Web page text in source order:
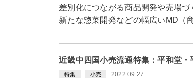
差別化につながる商品開発や売場
新たな惣菜開発などの幅広いMD（
近畿中四国小売流通特集：平和堂
特集 小売 2022.09.27